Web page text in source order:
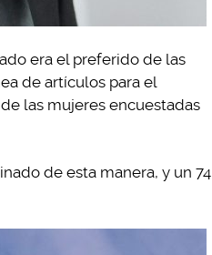
era el preferido de las
de artículos para el
las mujeres encuestadas
de esta manera, y un 74